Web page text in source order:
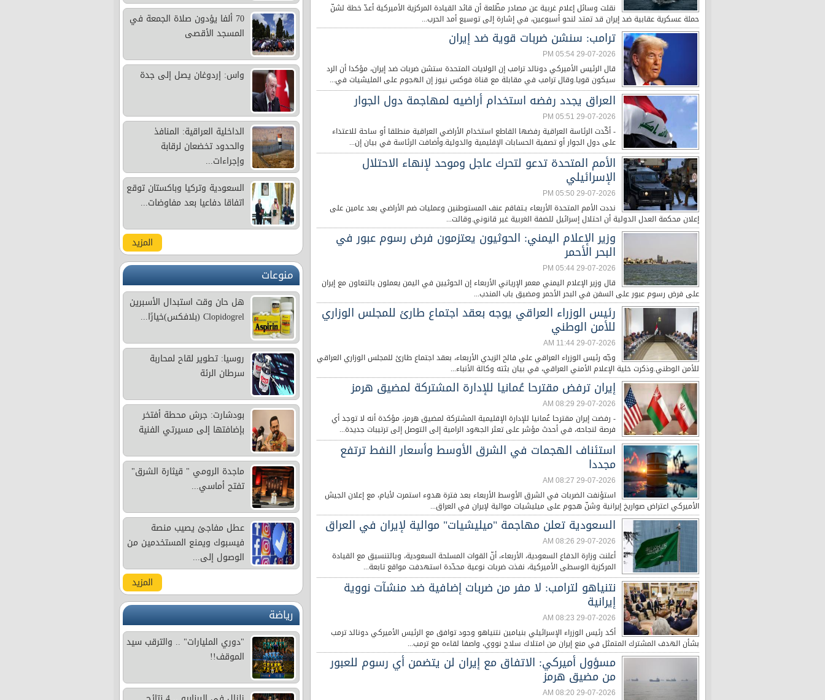
نقلت وسائل إعلام غربية عن مصادر مطّلعة أن قائد القيادة المركزية الأميركية أعدّ خطة لشنّ
حملة عسكرية عقابية ضد إيران قد تمتد لنحو أسبوعين، في إشارة إلى توسيع أمد الحرب...
ترامب: سنشن ضربات قوية ضد إيران
29-07-2026 05:54 PM
قال الرئيس الأميركي دونالد ترامب إن الولايات المتحدة ستشن ضربات ضد إيران، مؤكدا أن الرد
سيكون قويا.وقال ترامب في مقابلة مع قناة فوكس نيوز إن الهجوم على المليشيات في...
العراق يجدد رفضه استخدام أراضيه لمهاجمة دول الجوار
29-07-2026 05:51 PM
- أكّدت الرئاسة العراقية رفضها القاطع استخدام الأراضي العراقية منطلقا أو ساحة للاعتداء
على دول الجوار أو تصفية الحسابات الإقليمية والدولية.وأضافت الرئاسة في بيان إن...
الأمم المتحدة تدعو لتحرك عاجل وموحد لإنهاء الاحتلال
الإسرائيلي
29-07-2026 05:50 PM
نددت الأمم المتحدة الأربعاء بـتفاقم عنف المستوطنين وعمليات ضم الأراضي بعد عامين على
إعلان محكمة العدل الدولية أن احتلال إسرائيل للضفة الغربية غير قانوني.وقالت...
وزير الإعلام اليمني: الحوثيون يعتزمون فرض رسوم عبور في
البحر الأحمر
29-07-2026 05:44 PM
قال وزير الإعلام اليمني معمر الإرياني الأربعاء إن الحوثيين في اليمن يعملون بالتعاون مع إيران
على فرض رسوم عبور على السفن في البحر الأحمر ومضيق باب المندب...
رئيس الوزراء العراقي يوجه بعقد اجتماع طارئ للمجلس الوزاري
للأمن الوطني
29-07-2026 11:44 AM
وجّه رئيس الوزراء العراقي علي فالح الزيدي الأربعاء، بعقد اجتماع طارئ للمجلس الوزاري العراقي
للأمن الوطني.وذكرت خلية الإعلام الأمني العراقي، في بيان بثته وكالة الأنباء...
إيران ترفض مقترحا عُمانيا للإدارة المشتركة لمضيق هرمز
29-07-2026 08:29 AM
- رفضت إيران مقترحا عُمانيا للإدارة الإقليمية المشتركة لمضيق هرمز، مؤكدة أنه لا توجد أي
فرصة لنجاحه، في أحدث مؤشر على تعثر الجهود الرامية إلى التوصل إلى ترتيبات جديدة...
استئناف الهجمات في الشرق الأوسط وأسعار النفط ترتفع
مجددا
29-07-2026 08:27 AM
استؤنفت الضربات في الشرق الأوسط الأربعاء بعد فترة هدوء استمرت لأيام، مع إعلان الجيش
الأميركي اعتراض صواريخ إيرانية وشنّ هجوم على ميليشيات موالية لإيران في العراق...
السعودية تعلن مهاجمة "ميليشيات" موالية لإيران في العراق
29-07-2026 08:26 AM
أعلنت وزارة الدفاع السعودية، الأربعاء، أنّ القوات المسلحة السعودية، وبالتنسيق مع القيادة
المركزية الوسطى الأميركية، نفذت ضربات نوعية محدّدة استهدفت مواقع تابعة...
نتنياهو لترامب: لا مفر من ضربات إضافية ضد منشآت نووية
إيرانية
29-07-2026 08:23 AM
أكد رئيس الوزراء الإسرائيلي بنيامين نتنياهو وجود توافق مع الرئيس الأميركي دونالد ترمب
بشأن الهدف المشترك المتمثل في منع إيران من امتلاك سلاح نووي، واصفا لقاءه مع ترمب...
مسؤول أميركي: الاتفاق مع إيران لن يتضمن أي رسوم للعبور
من مضيق هرمز
29-07-2026 08:20 AM
70 ألفا يؤدون صلاة الجمعة في
المسجد الأقصى
واس: إردوغان يصل إلى جدة
الداخلية العراقية: المنافذ
والحدود تخضعان لرقابة
وإجراءات...
السعودية وتركيا وباكستان توقع
اتفاقا دفاعيا بعد مفاوضات...
المزيد
منوعات
هل حان وقت استبدال الأسبرين
Clopidogrel (بلافكس)خيارًا...
روسيا: تطوير لقاح لمحاربة
سرطان الرئة
بودشارت: جرش محطة أفتخر
بإضافتها إلى مسيرتي الفنية
ماجدة الرومي " قيثارة الشرق"
تفتح أماسي...
عطل مفاجئ يصيب منصة
فيسبوك ويمنع المستخدمين من
الوصول إلى...
المزيد
رياضة
"دوري المليارات" .. والترقب سيد
الموقف!!